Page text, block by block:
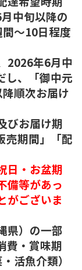
中旬以降の
～10日程度
2026年6月中
し、「御中元
順次お届け
びお届け期
売期間」「配
日・お盆期
備等があっ
がございま
県）の一部
費・賞味期
活魚介類）